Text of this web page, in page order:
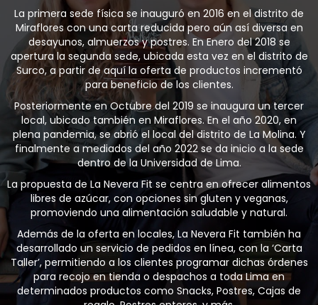
La primera sede física se inauguró en 2016 en el distrito de
Miraflores con una carta reducida pero aún así diversa en
desayunos, almuerzos y postres. En Enero del 2018 se
apertura la segunda sede, ubicada esta vez en el distrito de
Surco, a partir de aquí la oferta de productos incrementó
para beneficio de los clientes.
Posteriormente en Octubre del 2019 se inaugura un tercer
local, ubicado también en Miraflores. En el año 2020, en
plena pandemia, se abrió el local del distrito de La Molina. Y
finalmente a mediados del año 2022 se da inicio a la sede
dentro de la Universidad de Lima.
La propuesta de La Nevera Fit se centra en ofrecer alimentos
libres de azúcar, con opciones sin gluten y veganas,
promoviendo una alimentación saludable y natural.
Además de la oferta en locales, La Nevera Fit también ha
desarrollado un servicio de pedidos en línea, con la ‘Carta
Taller’, permitiendo a los clientes programar dichas órdenes
para recojo en tienda o despachos a toda Lima en
determinados productos como Snacks, Postres, Cajas de